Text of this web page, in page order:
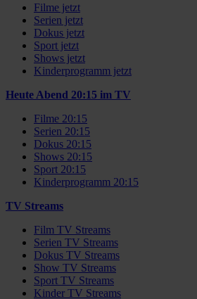
Filme jetzt
Serien jetzt
Dokus jetzt
Sport jetzt
Shows jetzt
Kinderprogramm jetzt
Heute Abend 20:15 im TV
Filme 20:15
Serien 20:15
Dokus 20:15
Shows 20:15
Sport 20:15
Kinderprogramm 20:15
TV Streams
Film TV Streams
Serien TV Streams
Dokus TV Streams
Show TV Streams
Sport TV Streams
Kinder TV Streams